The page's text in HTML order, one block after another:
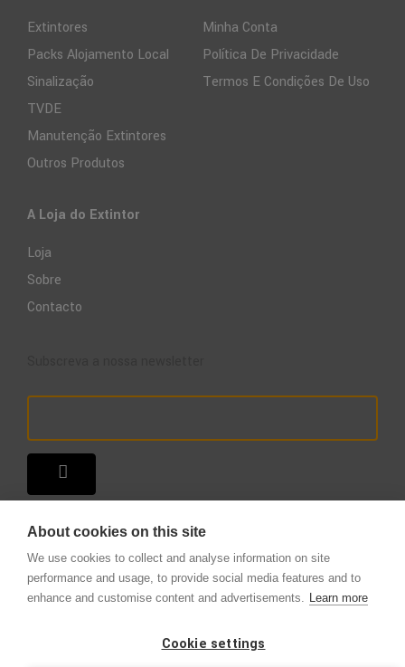
Extintores
Packs Alojamento Local
Sinalização
TVDE
Manutenção Extintores
Outros Produtos
Minha Conta
Política De Privacidade
Termos E Condições De Uso
A Loja do Extintor
Loja
Sobre
Contacto
Copyright © 2025 – A Loja do Extintor .Todos os direitos reservados.
About cookies on this site
We use cookies to collect and analyse information on site
performance and usage, to provide social media features and to
enhance and customise content and advertisements. Learn more
Cookie settings